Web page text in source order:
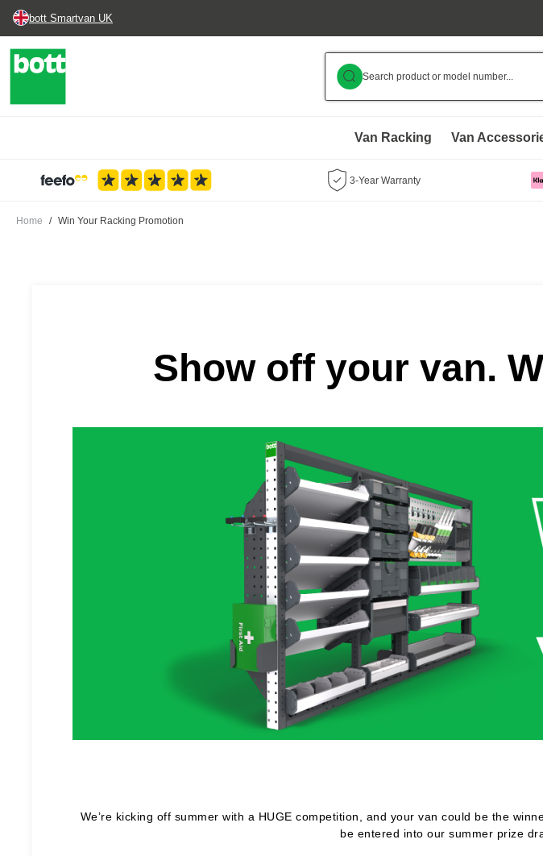
bott Smartvan UK
Search product or model number...
Van Racking Van
3-Year Warranty
Home / Win Your Racking Promotion
Show off your van.
We’re kicking off summer with a HUGE competition, and your van could be the
be entered into our summer prize